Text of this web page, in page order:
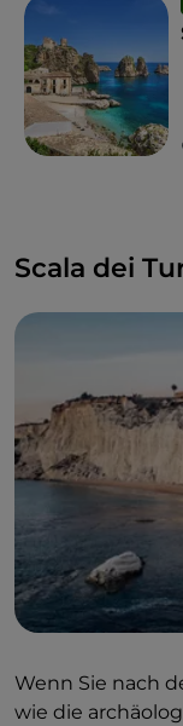
Scala dei
Wenn Sie nach
wie die